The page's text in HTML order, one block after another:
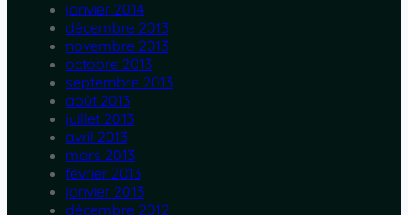
janvier 2014
décembre 2013
novembre 2013
octobre 2013
septembre 2013
août 2013
juillet 2013
avril 2013
mars 2013
février 2013
janvier 2013
décembre 2012